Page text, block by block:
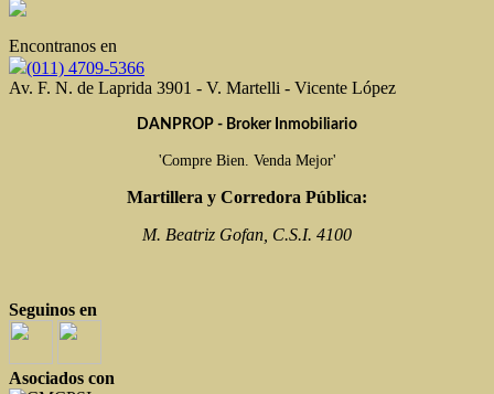
Encontranos en
(011) 4709-5366
Av. F. N. de Laprida 3901 - V. Martelli - Vicente López
DANPROP - Broker Inmobiliario
'Compre Bien. Venda Mejor'
Martillera y Corredora Pública:
M. Beatriz Gofan, C.S.I. 4100
Seguinos en
Asociados con